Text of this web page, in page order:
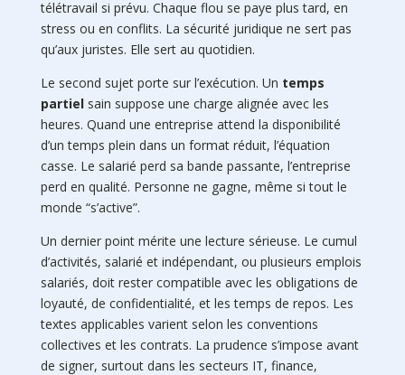
télétravail si prévu. Chaque flou se paye plus tard, en
stress ou en conflits. La sécurité juridique ne sert pas
qu’aux juristes. Elle sert au quotidien.
Le second sujet porte sur l’exécution. Un temps
partielsain suppose une charge alignée avec les
heures. Quand une entreprise attend la disponibilité
d’un temps plein dans un format réduit, l’équation
casse. Le salarié perd sa bande passante, l’entreprise
perd en qualité. Personne ne gagne, même si tout le
monde “s’active”.
Un dernier point mérite une lecture sérieuse. Le cumul
d’activités, salarié et indépendant, ou plusieurs emplois
salariés, doit rester compatible avec les obligations de
loyauté, de confidentialité, et les temps de repos. Les
textes applicables varient selon les conventions
collectives et les contrats. La prudence s’impose avant
de signer, surtout dans les secteurs IT, finance,